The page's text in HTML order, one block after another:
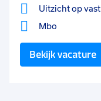
Uitzicht op vast
Mbo
Bekijk vacature